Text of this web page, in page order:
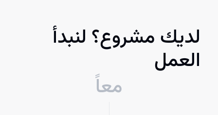
لديك مشروع؟ لنبدأ
العمل
معاً